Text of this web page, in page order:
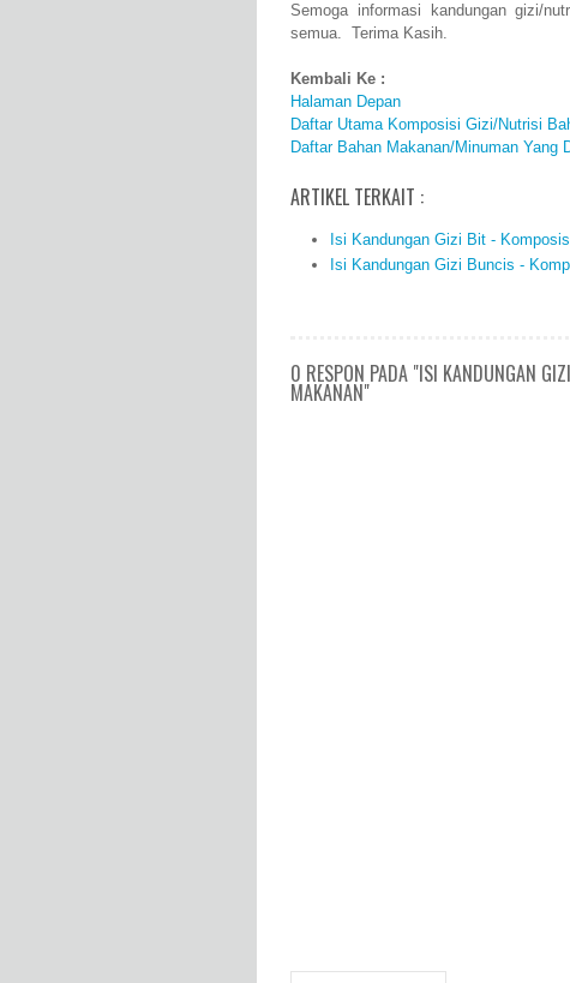
Semoga informasi kandungan gizi/
semua. Terima Kasih.
Kembali Ke :
Halaman Depan
Daftar Utama Komposisi Gizi/Nutrisi
Daftar Bahan Makanan/Minuman Yang
ARTIKEL TERKAIT :
Isi Kandungan Gizi Bit -
Isi Kandungan Gizi Buncis -
0 RESPON PADA "ISI KANDUNGAN
MAKANAN"